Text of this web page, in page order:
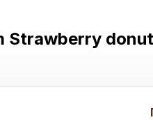
Strawberry